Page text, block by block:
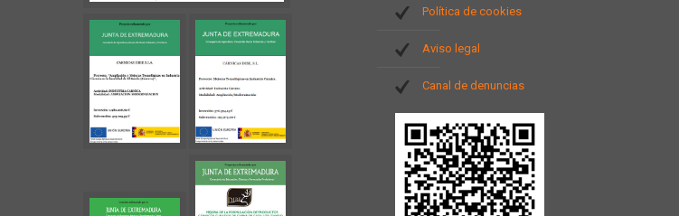
Política de cookies
Aviso legal
Canal de denuncias